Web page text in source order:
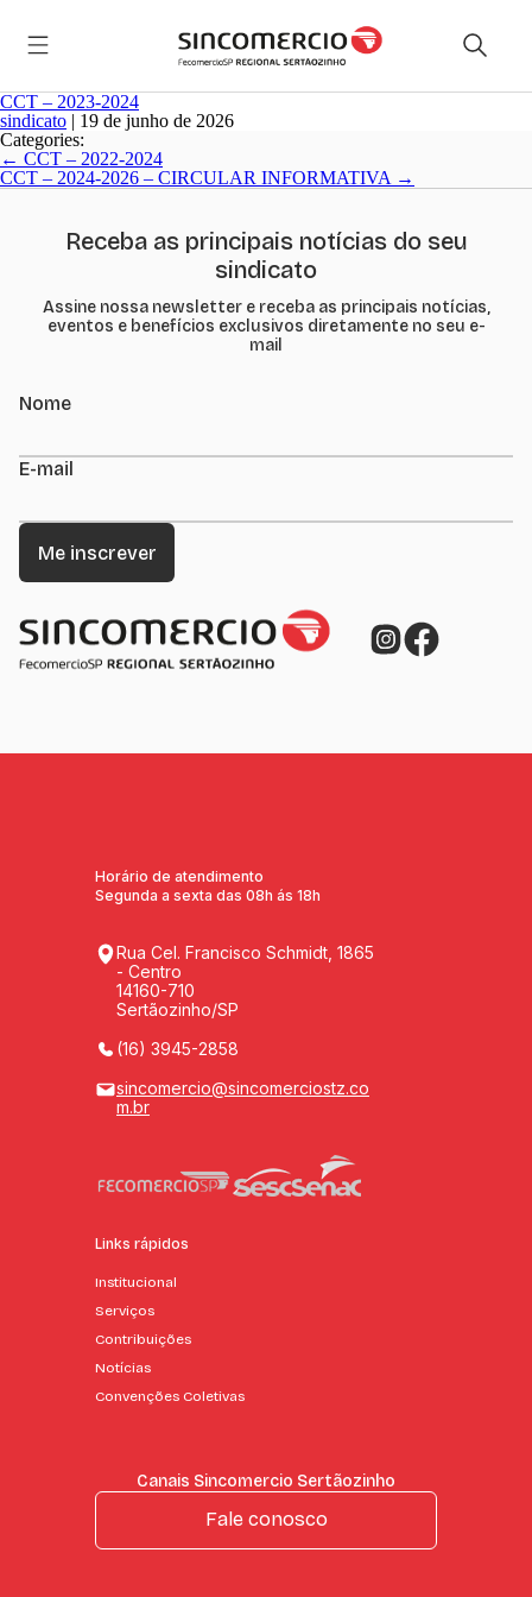
CCT – 2023-2024
sindicato | 19 de junho de 2026
Categories:
Navegação
de
Post
← CCT – 2022-2024
CCT – 2024-2026 – CIRCULAR INFORMATIVA →
Receba as principais notícias do seu
sindicato
Assine nossa newsletter e receba as principais notícias,
eventos e benefícios exclusivos diretamente no seu e-
mail
Nome
E-mail
Horário de atendimento
Segunda a sexta das 08h ás 18h
Rua Cel. Francisco Schmidt, 1865
- Centro
14160-710
Sertãozinho/SP
(16) 3945-2858
sincomercio@sincomerciostz.co
m.br
Links rápidos
Institucional
Serviços
Contribuições
Notícias
Convenções Coletivas
Canais Sincomercio Sertãozinho
Fale conosco